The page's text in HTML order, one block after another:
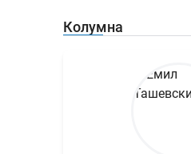
Колумна